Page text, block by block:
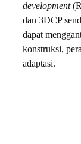
development
dan 3DCP
dapat
konstruksi,
adaptasi.